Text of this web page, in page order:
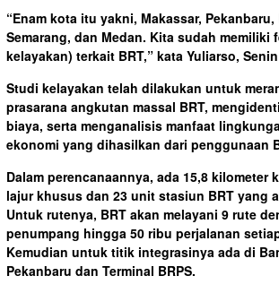
“Enam kota itu yakni, Makassar,
Semarang, dan Medan. Kita sudah
kelayakan) terkait BRT,” kata Yuliarso,
Studi kelayakan telah dilakukan untuk
prasarana angkutan massal BRT,
biaya, serta menganalisis manfaat
ekonomi yang dihasilkan dari penggunaan
Dalam perencanaannya, ada 15,8 kilometer
lajur khusus dan 23 unit stasiun BRT yang
Untuk rutenya, BRT akan melayani 9 rute
penumpang hingga 50 ribu perjalanan
Kemudian untuk titik integrasinya ada di
Pekanbaru dan Terminal BRPS.